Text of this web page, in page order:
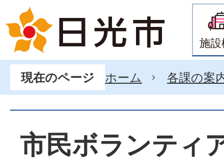
施
現在のページ ホーム 各課の案
市民ボランティ